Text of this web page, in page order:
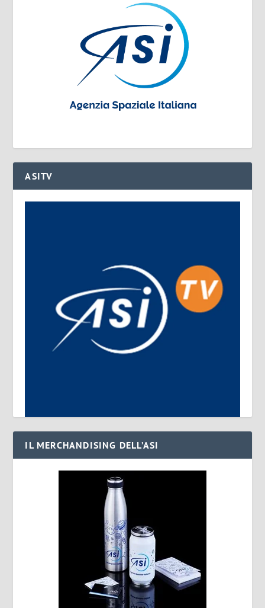
ASITV
IL MERCHANDISING DELL’ASI